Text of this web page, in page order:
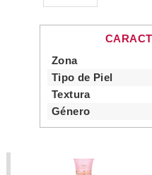
Zona
Tipo de Piel
Textura
Género